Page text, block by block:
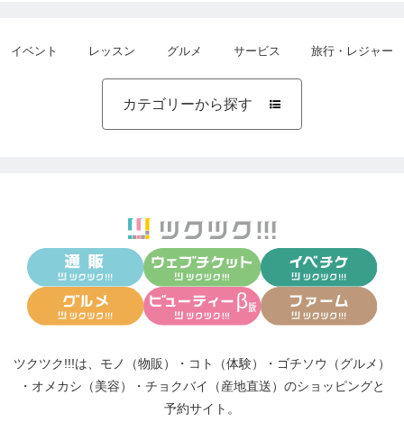
イベント レッスン グルメ サービス 旅行・レジャー
カテゴリーから探す 
ツクツク!!!は、 モノ（物販） ・ コト（体験） ・ ゴチソウ（グルメ）
・ オメカシ（美容） ・ チョクバイ（産地直送） のショッピングと
予約サイト。